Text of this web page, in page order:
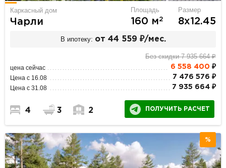
Каркасный дом
Чарли
Площадь
160 м2
Размер
8х12.45
В ипотеку: от 44 559 ₽/мес.
Без скидки 7 935 664 ₽
цена сейчас 6 558 400 ₽
Цена с 16.08 7 476 576 ₽
Цена с 31.08 7 935 664 ₽
4 3 2 ПОЛУЧИТЬ РАСЧЕТ
%